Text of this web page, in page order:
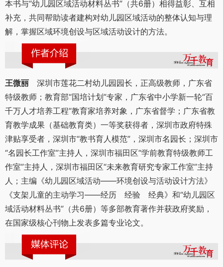
本书与“幼儿园区域活动材料丛书”（共6册）相得益彰、互相
补充，共同帮助读者建构对幼儿园区域活动的整体认知与理
解，掌握区域环境创设与区域活动设计的方法。
王微丽 深圳市莲花二村幼儿园园长，正高级教师，广东省
特级教师；教育部“国培计划”专家，广东省中小学新一轮“百
千万人才培养工程”教育家培养对象，广东省督学；广东省教
育教学成果（基础教育类）一等奖获得者，深圳市政府特殊
津贴享受者，深圳市“教书育人模范”，深圳市名园长；深圳市
“名园长工作室”主持人，深圳市福田区“学前教育特级教师工
作室”主持人，深圳市福田区“未来教育研究专家工作室”主持
人；主编《幼儿园区域活动——环境创设与活动设计方法》
《支架儿童的主动学习——经历 经验 经典》和“幼儿园区
域活动材料丛书”（共6册）等多部教育著作并获政府奖励，
在国家级核心刊物上发表多篇专业论文。